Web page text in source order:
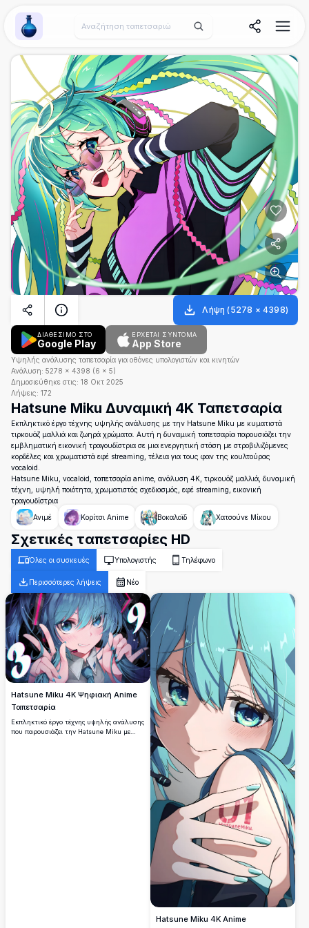
Wallpaper Alchemy
Λήψη (5278 × 4398)
ΔΙΑΘΕΣΙΜΟ ΣΤΟ
Google Play
ΈΡΧΕΤΑΙ ΣΎΝΤΟΜΑ
App Store
Υψηλής ανάλυσης ταπετσαρία για οθόνες υπολογιστών και κινητών
Ανάλυση: 5278 × 4398 (6 × 5)
Δημοσιεύθηκε στις: 18 Οκτ 2025
Λήψεις: 172
Hatsune Miku Δυναμική 4K Ταπετσαρία
Εκπληκτικό έργο τέχνης υψηλής ανάλυσης με την Hatsune Miku με κυματιστά
τιρκουάζ μαλλιά και ζωηρά χρώματα. Αυτή η δυναμική ταπετσαρία παρουσιάζει την
εμβληματική εικονική τραγουδίστρια σε μια ενεργητική στάση με στροβιλιζόμενες
κορδέλες και χρωματιστά εφέ streaming, τέλεια για τους φαν της κουλτούρας
vocaloid.
Hatsune Miku, vocaloid, ταπετσαρία anime, ανάλυση 4K, τιρκουάζ μαλλιά, δυναμική
τέχνη, υψηλή ποιότητα, χρωματιστός σχεδιασμός, εφέ streaming, εικονική
τραγουδίστρια
Ανιμέ
Κορίτσι Anime Βοκαλοϊδ Χατσούνε Μίκου
Σχετικές ταπετσαρίες HD
Όλες οι συσκευές Υπολογιστής Τηλέφωνο
Περισσότερες λήψεις Νέο
Hatsune Miku 4K Ψηφιακή Anime
Ταπετσαρία
Εκπληκτικό έργο τέχνης υψηλής ανάλυσης
που παρουσιάζει την Hatsune Miku με
Hatsune Miku 4K Anime